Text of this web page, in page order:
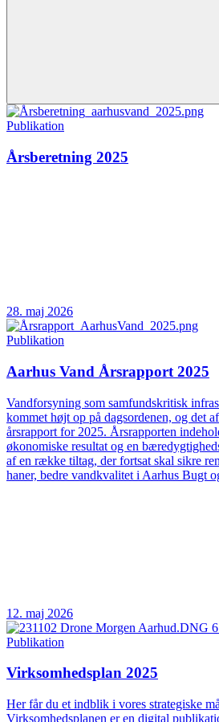
Publikation
Årsberetning 2025
28. maj 2026
Publikation
Aarhus Vand Årsrapport 2025
Vandforsyning som samfundskritisk
kommet højt op på dagsordenen, og det
årsrapport for 2025. Årsrapporten
økonomiske resultat og en
af en række tiltag, der fortsat skal sikre
haner, bedre vandkvalitet i Aarhus Bugt
12. maj 2026
Publikation
Virksomhedsplan 2025
Her får du et indblik i vores strategiske
Virksomhedsplanen er en digital